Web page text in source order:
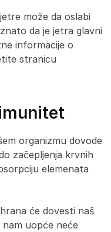
može da oslabi
da je jetra glavni
informacije o
stranicu
organizmu dovode
začepljenja krvnih
elemenata
će dovesti naš
nam uopće neće